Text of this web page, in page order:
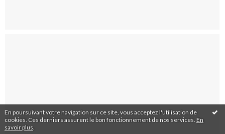
En poursuivant votre navigation sur ce site, vous acceptez l'utilisation de
cookies. Ces derniers assurent le bon fonctionnement de nos services. En
savoir plus